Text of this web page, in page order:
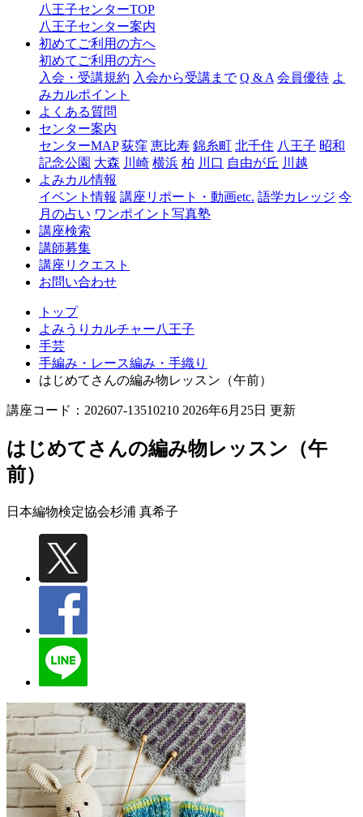
ャ
王
八王子センターTOP
八王子センター案内
初めてご利用の方へ
初めてご利用の方へ
入会・受講規約 入会から受講まで Q & A 会員優待 よ
みカルポイント
よくある質問
センター案内
センターMAP 荻窪 恵比寿 錦糸町 北千住 八王子 昭和
記念公園 大森 川崎 横浜 柏 川口 自由が丘 川越
よみカル情報
イベント情報 講座リポート・動画etc. 語学カレッジ 今
月の占い ワンポイント写真塾
講座検索
講師募集
講座リクエスト
お問い合わせ
トップ
よみうりカルチャー八王子
手芸
手編み・レース編み・手織り
はじめてさんの編み物レッスン（午前）
講座コード：202607-13510210 2026年6月25日 更新
はじめてさんの編み物レッスン（午
前）
日本編物検定協会杉浦 真希子